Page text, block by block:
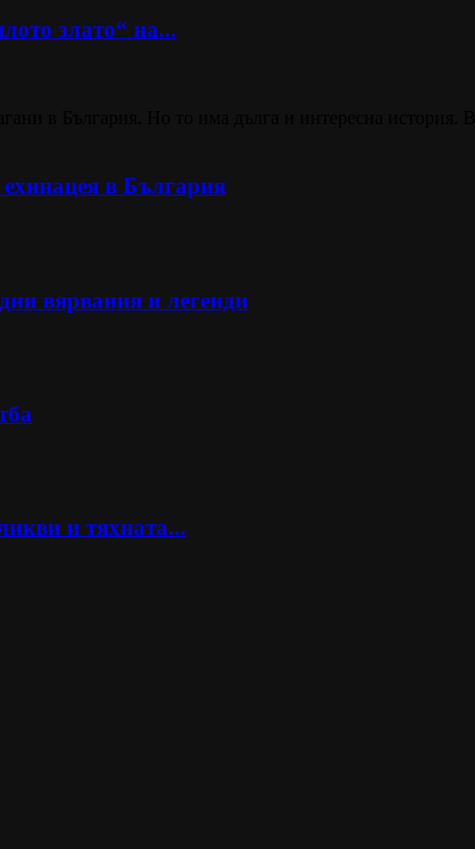
злато“ на...
в България
вярвания и легенди
и тяхната...